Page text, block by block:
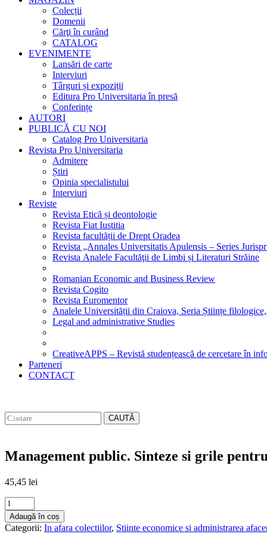
Colecții
Domenii
Cărţi în curând
CATALOG
EVENIMENTE
Lansări de carte
Interviuri
Târguri și expoziții
Editura Pro Universitaria în presă
Conferințe
AUTORI
PUBLICĂ CU NOI
Catalog Pro Universitaria
Revista Pro Universitaria
Admitere
Știri
Opinia specialistului
Interviuri
Reviste
Revista Etică și deontologie
Revista Fiat Iustitia
Revista facultății de Drept Oradea
Revista „Annales Universitatis Apulensis – Series
Revista Analele Facultăţii de Limbi și Literaturi Străine
Romanian Economic and Business Review
Revista Cogito
Revista Euromentor
Analele Universității din Craiova, Seria Științe
Legal and administrative Studies
CreativeAPPS – Revistă studențească de cercetare în
Parteneri
CONTACT
CAUTĂ
Management public. Sinteze si grile
45,45 lei
Management
public.
Sinteze
Adaugă în coș
Categorii: In afara colectiilor, Stiinte economice si administrarea